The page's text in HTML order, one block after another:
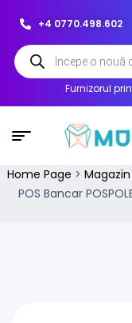
+4 0770.498.602
Furnizorul
Home Page > Magazin
POS Bancar